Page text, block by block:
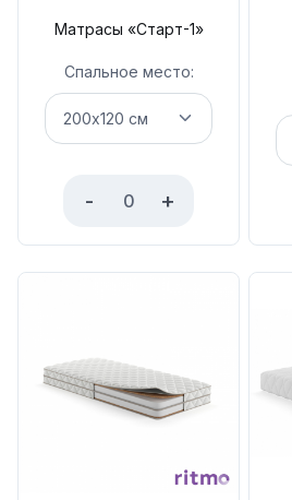
Матрасы «Старт-1»
Спальное место:
- +